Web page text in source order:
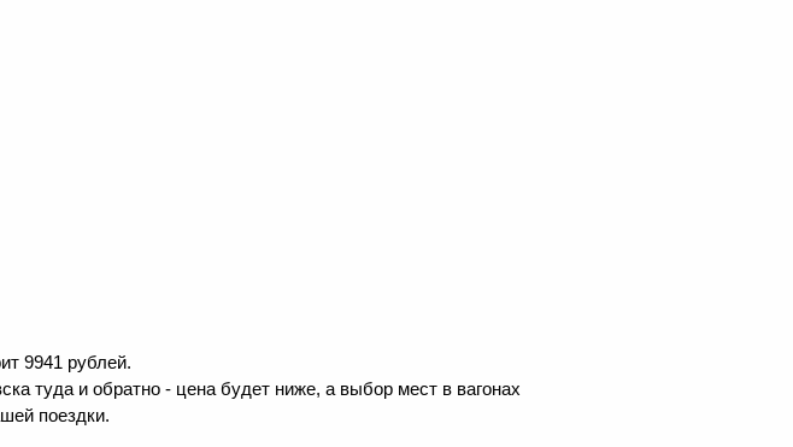
9941 рублей.
туда и обратно - цена будет ниже, а выбор мест в вагонах
поездки.